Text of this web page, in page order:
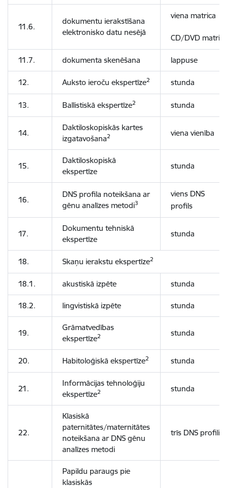
11.6.
dokumentu ierakstīšana
elektronisko datu nesējā
viena matrica
CD/DVD matrica
11.7. dokumenta skenēšana lappuse
12. Auksto ieroču ekspertīze2 stunda
13. Ballistiskā ekspertīze2 stunda
14.
Daktiloskopiskās kartes
izgatavošana2 viena vienība
15.
Daktiloskopiskā
ekspertīze
stunda
16.
DNS profila noteikšana ar
gēnu analīzes metodi3
viens DNS
profils
17.
Dokumentu tehniskā
ekspertīze
stunda
18. Skaņu ierakstu ekspertīze2
18.1. akustiskā izpēte stunda
18.2. lingvistiskā izpēte stunda
19.
Grāmatvedības
ekspertīze2 stunda
20. Habitoloģiskā ekspertīze2 stunda
21.
Informācijas tehnoloģiju
ekspertīze2 stunda
22.
Klasiskā
paternitātes/maternitātes
noteikšana ar DNS gēnu
analīzes metodi
trīs DNS profili
Papildu paraugs pie
klasiskās